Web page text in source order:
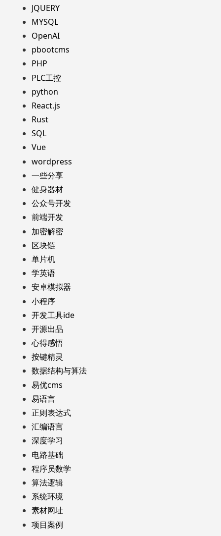
JQUERY
MYSQL
OpenAI
pbootcms
PHP
PLC工控
python
React.js
Rust
SQL
Vue
wordpress
一些分享
健身器材
公众号开发
前端开发
加密解密
区块链
单片机
学英语
安卓模拟器
小程序
开发工具ide
开源出品
心得感悟
按键精灵
数据结构与算法
易优cms
易语言
正则表达式
汇编语言
深度学习
电路基础
程序员数学
算法逻辑
系统环境
素材网址
项目案例